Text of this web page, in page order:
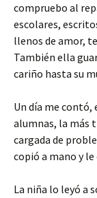
compruebo al
escolares,
llenos de amor,
También ella
cariño hasta su
Un día me contó,
alumnas, la más
cargada de
copió a mano y
La niña lo leyó a